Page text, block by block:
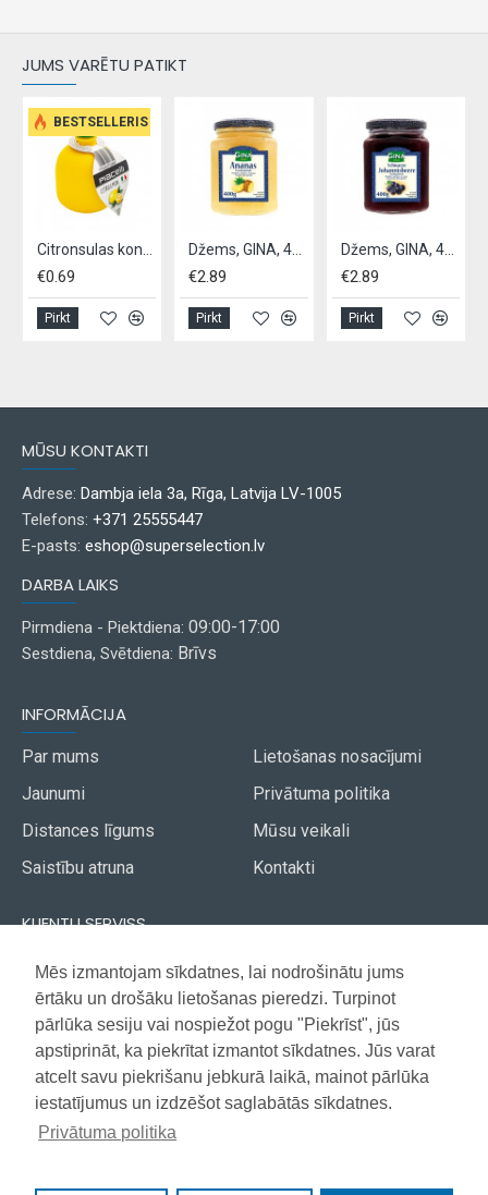
Mēs izmantojam sīkdatnes, lai nodrošinātu jums
ērtāku un drošāku lietošanas pieredzi. Turpinot
pārlūka sesiju vai nospiežot pogu "Piekrīst", jūs
apstiprināt, ka piekrītat izmantot sīkdatnes. Jūs varat
atcelt savu piekrišanu jebkurā laikā, mainot pārlūka
iestatījumus un izdzēšot saglabātās sīkdatnes.
Privātuma politika
JUMS VARĒTU PATIKT
BESTSELLERIS
Citronsulas koncentrāts Piacelli, 200ml
€0.69
Pirkt
Džems, GINA, 400g,- Ananāsu
€2.89
Pirkt
Džems, GINA, 400g,- Upeņu
€2.89
Pirkt
MŪSU KONTAKTI
Adrese: Dambja iela 3a, Rīga, Latvija LV-1005
Telefons: +371 25555447
E-pasts: eshop@superselection.lv
DARBA LAIKS
Pirmdiena - Piektdiena: 09:00-17:00
Sestdiena, Svētdiena: Brīvs
INFORMĀCIJA
Par mums
Jaunumi
Distances līgums
Saistību atruna
Lietošanas nosacījumi
Privātuma politika
Mūsu veikali
Kontakti
KLIENTU SERVISS
Piegāde
Apmaksa
Garantija
Akcijas avīze
Vietnes karte
Copyright © 2021, Super Selection, Visas tiesības aizsargātas